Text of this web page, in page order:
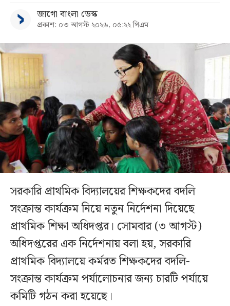
জাগো বাংলা ডেস্ক
প্রকাশ: ০৩ আগস্ট ২০২৬, ০৫:২২ পিএম
সরকারি প্রাথমিক বিদ্যালয়ের শিক্ষকদের বদলি
সংক্রান্ত কার্যক্রম নিয়ে নতুন নির্দেশনা দিয়েছে
প্রাথমিক শিক্ষা অধিদপ্তর। সোমবার (৩ আগস্ট)
অধিদপ্তরের এক নির্দেশনায় বলা হয়, সরকারি
প্রাথমিক বিদ্যালয়ে কর্মরত শিক্ষকদের বদলি-
সংক্রান্ত কার্যক্রম পর্যালোচনার জন্য চারটি পর্যায়ে
কমিটি গঠন করা হয়েছে।